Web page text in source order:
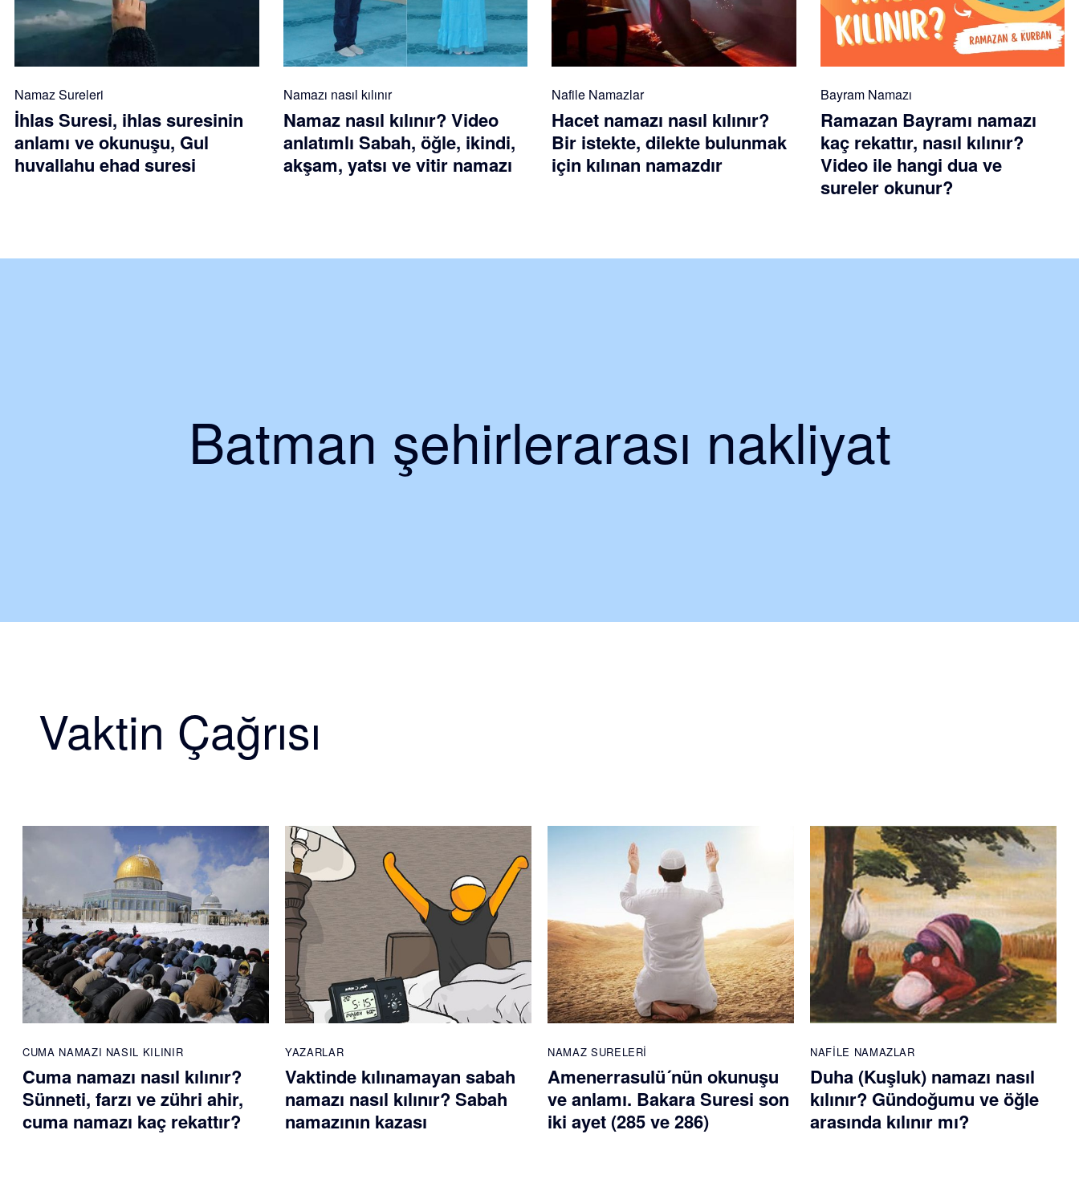
Namaz Sureleri
İhlas Suresi, ihlas suresinin
anlamı ve okunuşu, Gul
huvallahu ehad suresi
Namazı nasıl kılınır
Namaz nasıl kılınır? Video
anlatımlı Sabah, öğle, ikindi,
akşam, yatsı ve vitir namazı
Nafile Namazlar
Hacet namazı nasıl kılınır?
Bir istekte, dilekte bulunmak
için kılınan namazdır
Bayram Namazı
Ramazan Bayramı namazı
kaç rekattır, nasıl kılınır?
Video ile hangi dua ve
sureler okunur?
Batman şehirlerarası nakliyat
Vaktin Çağrısı
CUMA NAMAZI NASIL KILINIR
Cuma namazı nasıl kılınır?
Sünneti, farzı ve zühri ahir,
cuma namazı kaç rekattır?
YAZARLAR
Vaktinde kılınamayan sabah
namazı nasıl kılınır? Sabah
namazının kazası
NAMAZ SURELERI
Amenerrasulü´nün okunuşu
ve anlamı. Bakara Suresi son
iki ayet (285 ve 286)
NAFILE NAMAZLAR
Duha (Kuşluk) namazı nasıl
kılınır? Gündoğumu ve öğle
arasında kılınır mı?